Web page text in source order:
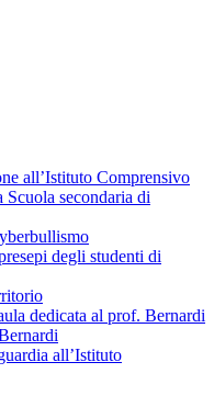
all’Istituto Comprensivo
secondaria di
degli studenti di
dedicata al prof. Bernardi
all’Istituto